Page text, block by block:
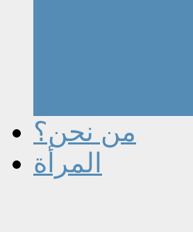
من نحن؟
المرأة